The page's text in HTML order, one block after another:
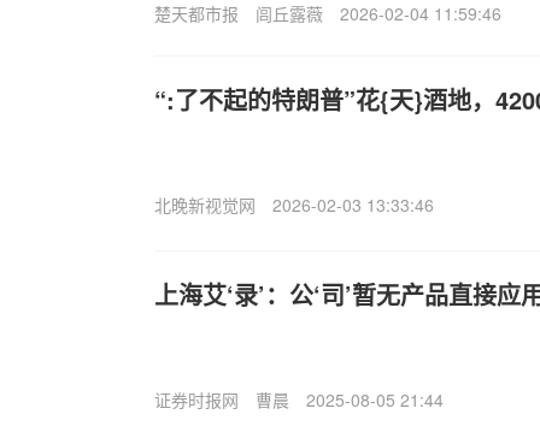
楚天都市报 闾丘露薇 2026-02-04 11:59:46
“:了不起的特朗普”花{天}酒地，
北晚新视觉网 2026-02-03 13:33:46
上海艾‘录’：公‘司’暂无产品直接
证券时报网 曹晨 2025-08-05 21:44